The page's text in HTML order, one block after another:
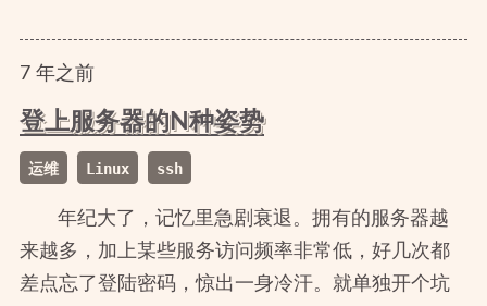
7年之前
登上服务器的N种姿势
运维 Linux ssh
年纪大了，记忆里急剧衰退。拥有的服务器越
来越多，加上某些服务访问频率非常低，好几次都
差点忘了登陆密码，惊出一身冷汗。就单独开个坑